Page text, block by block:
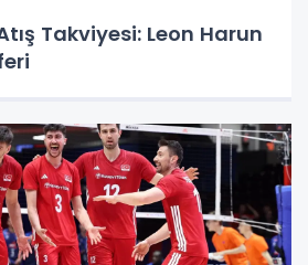
Takviyesi: Leon Harun